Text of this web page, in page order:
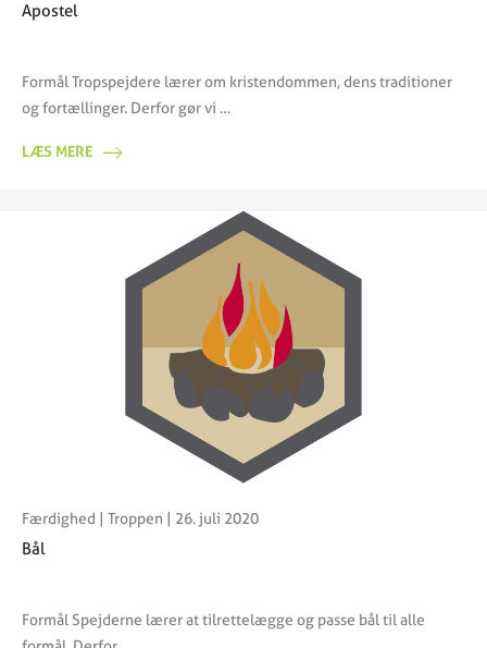
Apostel
Formål Tropspejdere lærer om kristendommen, dens traditioner
og fortællinger. Derfor gør vi …
LÆS MERE
Færdighed Troppen | 26. juli 2020
Bål
Formål Spejderne lærer at tilrettelægge og passe bål til alle